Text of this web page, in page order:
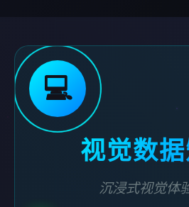
💻
视觉数
沉浸式视觉体